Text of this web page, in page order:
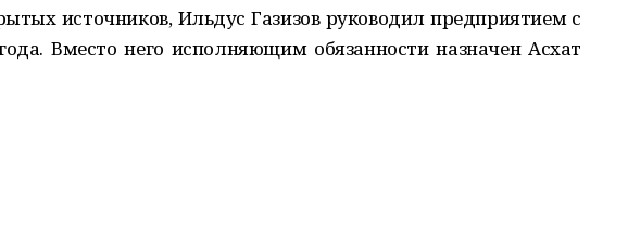
источников, Ильдус Газизов руководил предприятием с
Вместо него исполняющим обязанности назначен Асхат